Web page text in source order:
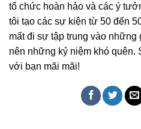
tổ chức hoàn hảo và các ý
tôi tạo các sự kiện từ 50 đến
mất đi sự tập trung vào
nên những kỷ niệm khó quên.
với bạn mãi mãi!